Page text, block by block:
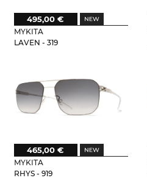
MYKITA
LAVEN - 319
495,00 €
MYKITA
RHYS - 919
465,00 €